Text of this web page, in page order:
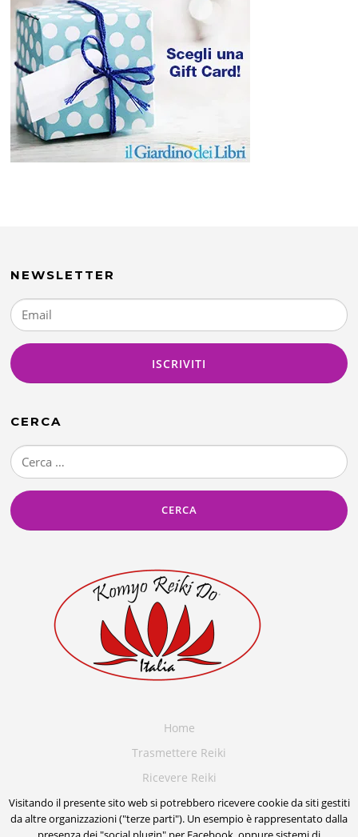
NEWSLETTER
CERCA
Ricerca
per:
Home
Trasmettere Reiki
Ricevere Reiki
Terapia angelica
Blog
Visitando il presente sito web si potrebbero ricevere cookie da siti gestiti
da altre organizzazioni ("terze parti"). Un esempio è rappresentato dalla